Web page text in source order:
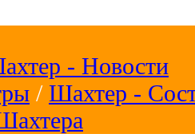
- Новости
/ Шахтер -